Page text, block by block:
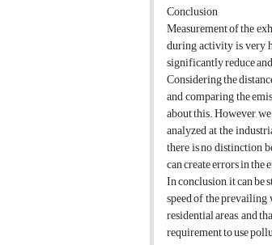
Conclusion
Measurement of the
during activity is very
significantly reduce
Considering the
and comparing the
about this. However,
analyzed at the
there is no distinction
can create errors in
In conclusion, it can be
speed of the prevailing
residential areas, and
requirement to use